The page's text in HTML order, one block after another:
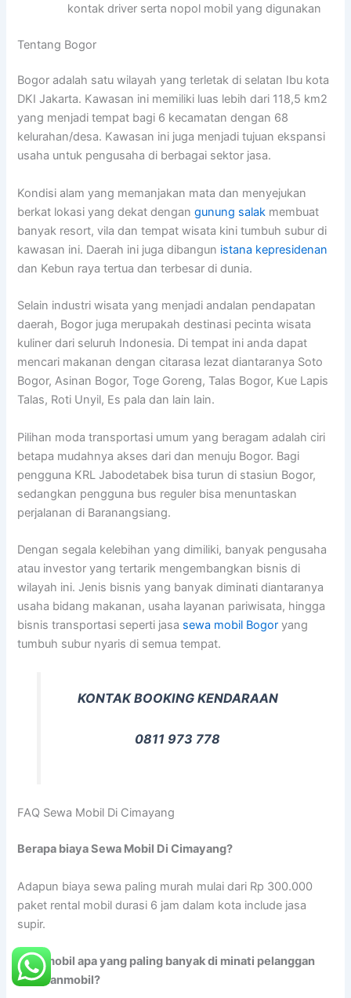
kontak driver serta nopol mobil yang digunakan
Tentang Bogor
Bogor adalah satu wilayah yang terletak di selatan Ibu kota
DKI Jakarta. Kawasan ini memiliki luas lebih dari 118,5 km2
yang menjadi tempat bagi 6 kecamatan dengan 68
kelurahan/desa. Kawasan ini juga menjadi tujuan ekspansi
usaha untuk pengusaha di berbagai sektor jasa.
Kondisi alam yang memanjakan mata dan menyejukan
berkat lokasi yang dekat dengangunung salak membuat
banyak resort, vila dan tempat wisata kini tumbuh subur di
kawasan ini. Daerah ini juga dibangun istana kepresidenan
dan Kebun raya tertua dan terbesar di dunia.
Selain industri wisata yang menjadi andalan pendapatan
daerah, Bogor juga merupakah destinasi pecinta wisata
kuliner dari seluruh Indonesia. Di tempat ini anda dapat
mencari makanan dengan citarasa lezat diantaranya Soto
Bogor, Asinan Bogor, Toge Goreng, Talas Bogor, Kue Lapis
Talas, Roti Unyil, Es pala dan lain lain.
Pilihan moda transportasi umum yang beragam adalah ciri
betapa mudahnya akses dari dan menuju Bogor. Bagi
pengguna KRL Jabodetabek bisa turun di stasiun Bogor,
sedangkan pengguna bus reguler bisa menuntaskan
perjalanan di Baranangsiang.
Dengan segala kelebihan yang dimiliki, banyak pengusaha
atau investor yang tertarik mengembangkan bisnis di
wilayah ini. Jenis bisnis yang banyak diminati diantaranya
usaha bidang makanan, usaha layanan pariwisata, hingga
bisnis transportasi seperti jasa sewa mobil Bogor yang
tumbuh subur nyaris di semua tempat.
KONTAK BOOKING KENDARAAN
0811 973 778
FAQ Sewa Mobil Di Cimayang
Berapa biaya Sewa Mobil Di Cimayang?
Adapun biaya sewa paling murah mulai dari Rp 300.000
paket rental mobil durasi 6 jam dalam kota include jasa
supir.
Tipe mobil apa yang paling banyak di minati pelanggan
rentalanmobil?